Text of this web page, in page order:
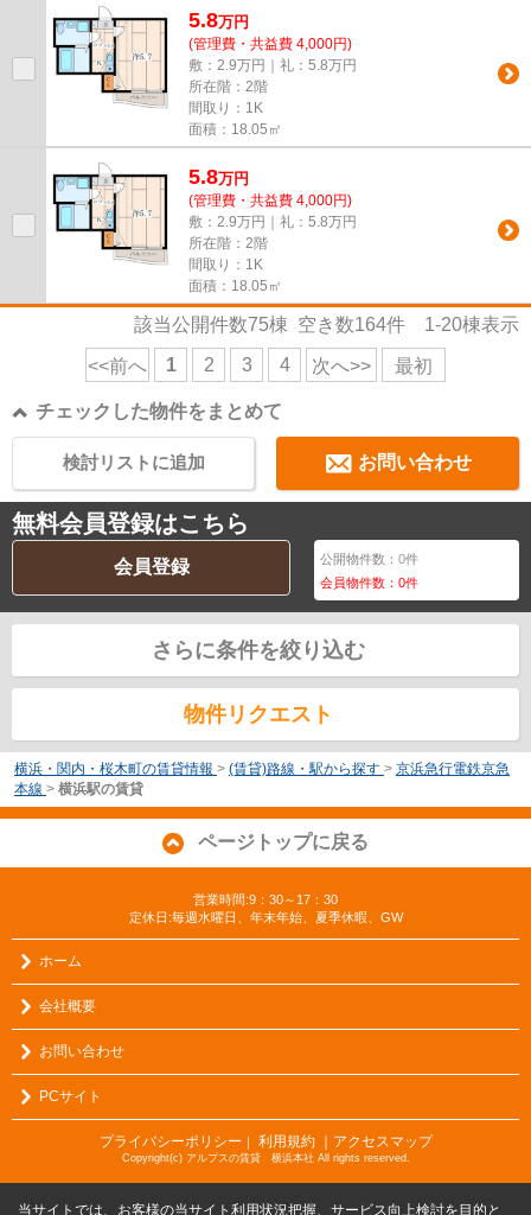
5.8万円
(管理費・共益費 4,000円)
敷：2.9万円｜礼：5.8万円
所在階：2階
間取り：1K
面積：18.05㎡
5.8万円
(管理費・共益費 4,000円)
敷：2.9万円｜礼：5.8万円
所在階：2階
間取り：1K
面積：18.05㎡
該当公開件数75棟 空き数164件 1-20棟表示
<<前へ 1 2 3 4 次へ>> 最初
チェックした物件をまとめて
お問い合わせ
検討リストに追加
無料会員登録はこちら
会員登録 公開物件数：0件
会員物件数：0件
さらに条件を絞り込む
物件リクエスト
横浜・関内・桜木町の賃貸情報 > (賃貸)路線・駅から探す > 京浜急行電鉄京急
本線 > 横浜駅の賃貸
ページトップに戻る
営業時間:9：30～17：30
定休日:毎週水曜日、年末年始、夏季休暇、GW
ホーム
会社概要
お問い合わせ
PCサイト
プライバシーポリシー ｜ 利用規約 ｜アクセスマップ
Copyright(c) アルプスの賃貸 横浜本社 All rights reserved.
当サイトでは、お客様の当サイト利用状況把握、サービス向上検討を目的と